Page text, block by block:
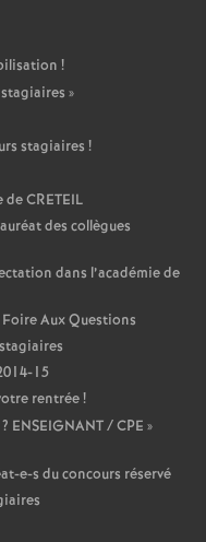
!
»
stagiaires !
deCRETEIL
des collègues
dans l’académie de
Aux Questions
15
rentrée!
? ENSEIGNANT/CPE »
e-s du concours réservé